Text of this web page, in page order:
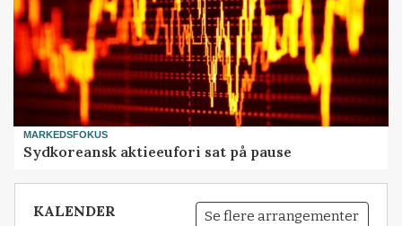
MARKEDSFOKUS
Sydkoreansk aktieeufori sat på pause
KALENDER Se flere arrangementer